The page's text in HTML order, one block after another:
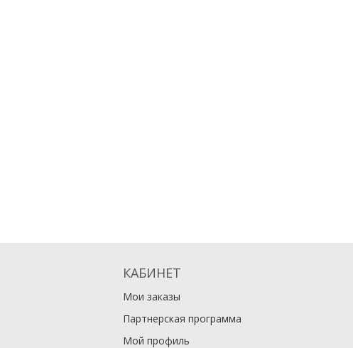
КАБИНЕТ
Мои заказы
Партнерская программа
Мой профиль